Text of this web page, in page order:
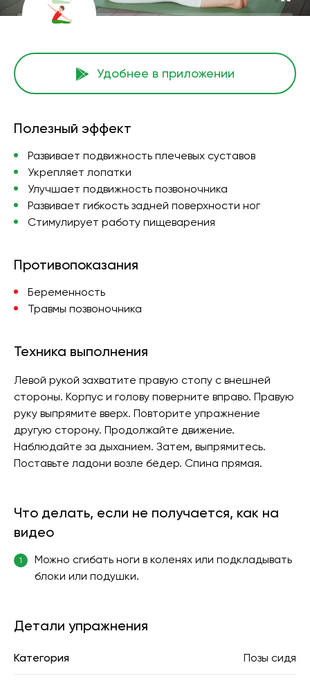
Удобнее в приложении
Полезный эффект
Развивает подвижность плечевых суставов
Укрепляет лопатки
Улучшает подвижность позвоночника
Развивает гибкость задней поверхности ног
Стимулирует работу пищеварения
Противопоказания
Беременность
Травмы позвоночника
Техника выполнения
Левой рукой захватите правую стопу с внешней
стороны. Корпус и голову поверните вправо. Правую
руку выпрямите вверх. Повторите упражнение
другую сторону. Продолжайте движение.
Наблюдайте за дыханием. Затем, выпрямитесь.
Поставьте ладони возле бёдер. Спина прямая.
Что делать, если не получается, как на
видео
1
Можно сгибать ноги в коленях или подкладывать
блоки или подушки.
Детали упражнения
Категория Позы сидя